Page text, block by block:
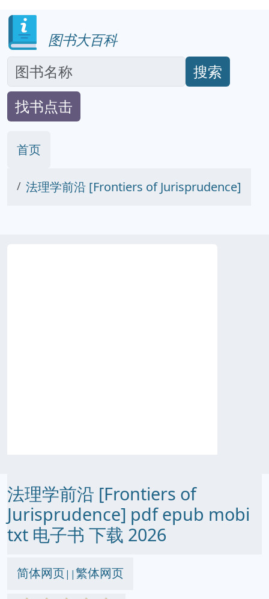
图书大百科
搜索
找书点击
首页
法理学前沿 [Frontiers of Jurisprudence]
法理学前沿 [Frontiers of
Jurisprudence] pdf epub mobi
txt 电子书 下载 2026
简体网页||繁体网页